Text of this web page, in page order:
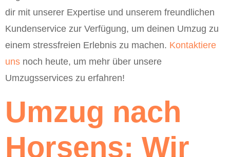
dir mit unserer Expertise und unserem freundlichen
Kundenservice zur Verfügung, um deinen Umzug zu
einem stressfreien Erlebnis zu machen. Kontaktiere
uns noch heute, um mehr über unsere
Umzugsservices zu erfahren!
Umzug nach
Horsens: Wir